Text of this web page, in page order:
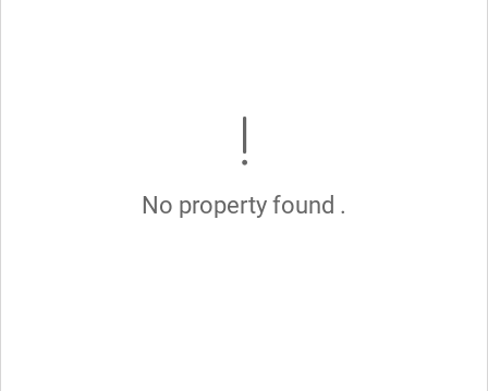
No property found .